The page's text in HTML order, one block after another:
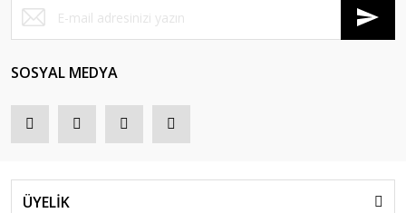
SOSYAL MEDYA
ÜYELİK